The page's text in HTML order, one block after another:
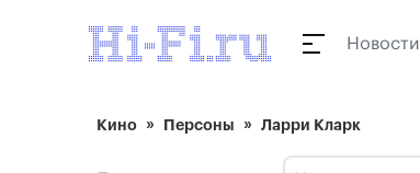
Новости
Кино Персоны Ларри Кларк